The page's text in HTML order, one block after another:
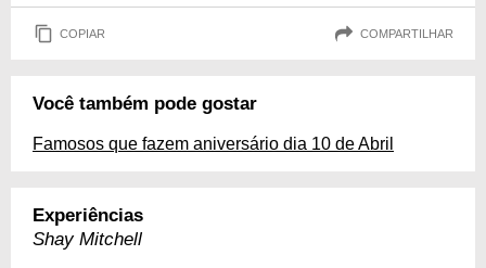
COPIAR COMPARTILHAR
Você também pode gostar
Famosos que fazem aniversário dia 10 de Abril
Experiências
Shay Mitchell